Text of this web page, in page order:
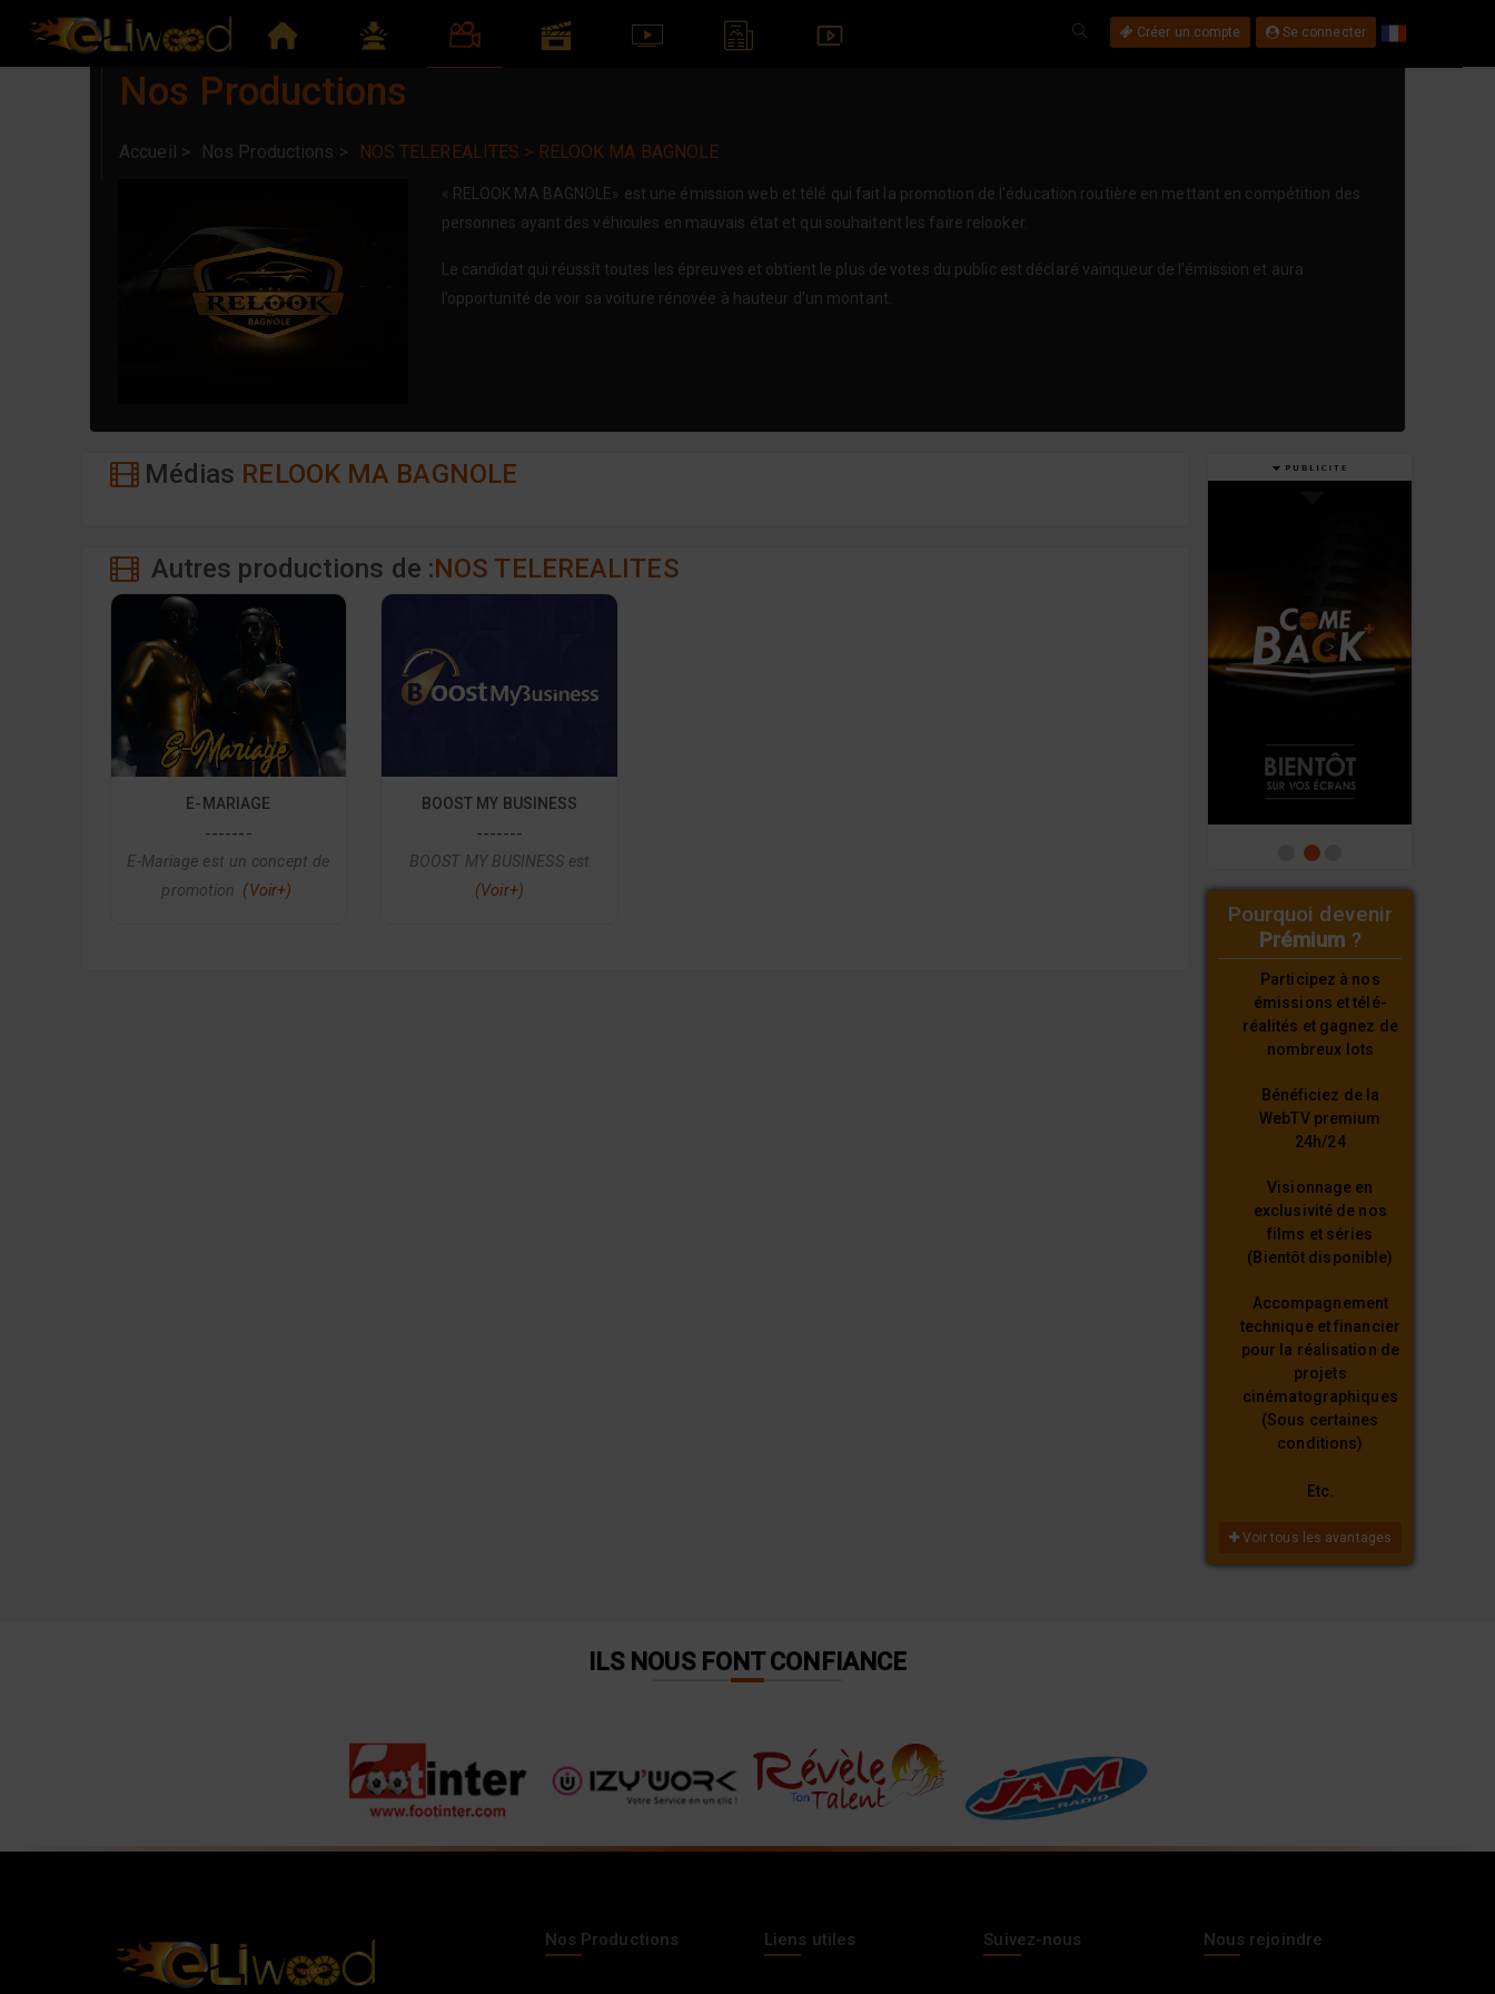
Créer un compte Se connecter
Nos Productions
Accueil > Nos Productions > NOS TELEREALITES > RELOOK MA BAGNOLE
« RELOOK MA BAGNOLE» est une émission web et télé qui fait la promotion de l'éducation routière en mettant en compétition des
personnes ayant des véhicules en mauvais état et qui souhaitent les faire relooker.
Le candidat qui réussit toutes les épreuves et obtient le plus de votes du public est déclaré vainqueur de l’émission et aura
l’opportunité de voir sa voiture rénovée à hauteur d’un montant.
Médias RELOOK MA BAGNOLE
Autres productions de :NOS TELEREALITES
E-MARIAGE
-------
E-Mariage est un concept de
promotion (Voir+)
BOOST MY BUSINESS
-------
BOOST MY BUSINESS est
(Voir+)
Pourquoi devenir
Prémium ?
Participez à nos
émissions et télé-
réalités et gagnez de
nombreux lots
Bénéficiez de la
WebTV premium
24h/24
Visionnage en
exclusivité de nos
films et séries
(Bientôt disponible)
Accompagnement
technique et financier
pour la réalisation de
projets
cinématographiques
(Sous certaines
conditions)
Etc.
Voir tous les avantages
ILS NOUS FONT CONFIANCE
Nos Productions Liens utiles Suivez-nous Nous rejoindre